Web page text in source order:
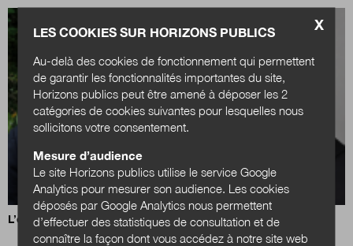
L’élu local entre nouveaux droits et protection renforcée
X
LES COOKIES SUR HORIZONS PUBLICS
Au-delà des cookies de fonctionnement qui permettent
de garantir les fonctionnalités importantes du site,
Horizons publics peut être amené à déposer les 2
catégories de cookies suivantes pour lesquelles nous
sollicitons votre consentement.
Mesure d’audience
Le site Horizons publics utilise le service Google
Analytics pour mesurer son audience. Les cookies
déposés par Google Analytics nous permettent
d’effectuer des statistiques de consultation et de
connaître la façon dont vous accédez à notre site web